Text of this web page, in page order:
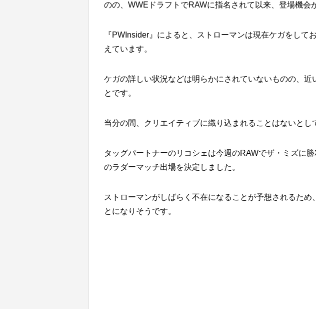
のの、WWEドラフトでRAWに指名されて以来、登場機会
『PWInsider』によると、ストローマンは現在ケガをして
えています。
ケガの詳しい状況などは明らかにされていないものの、近
とです。
当分の間、クリエイティブに織り込まれることはないとし
タッグパートナーのリコシェは今週のRAWでザ・ミズに
のラダーマッチ出場を決定しました。
ストローマンがしばらく不在になることが予想されるため
とになりそうです。